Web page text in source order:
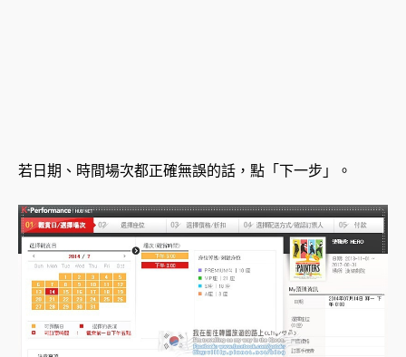
若日期、時間場次都正確無誤的話，點「下一步」。